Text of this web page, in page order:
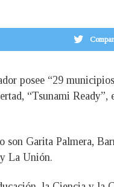
posee “29 municipios
“Tsunami Ready”,
son Garita Palmera,
La Unión.